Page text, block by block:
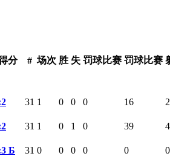
分 # 场次 胜 失 罚球比赛 罚球比赛
31 1 0 0 0 16 2
31 1 0 1 0 39 4
Б 31 0 0 0 0 0 0